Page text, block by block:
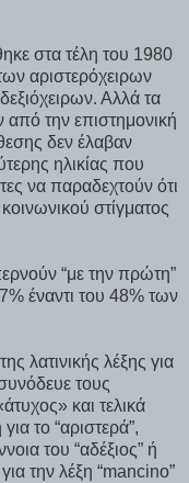
στα τέλη του 1980
αριστερόχειρων
Αλλά τα
από την επιστημονική
δεν έλαβαν
ηλικίας που
να παραδεχτούν ότι
στίγματος
“με την πρώτη”
έναντι του 48% των
λατινικής λέξης για
τους
και τελικά
το “αριστερά”,
του “αδέξιος” ή
την λέξη “mancino”